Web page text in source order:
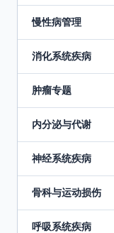
慢性病管理
消化系统疾病
肿瘤专题
内分泌与代谢
神经系统疾病
骨科与运动损伤
呼吸系统疾病